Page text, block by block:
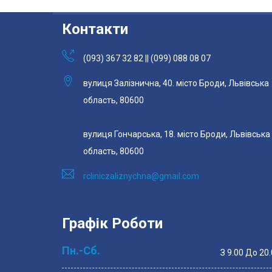
Контакти
(093) 367 32 82 || (099) 088 08 07
вулиця Залізнична, 40. місто Броди, Львівська
область, 80600
вулиця Гончарська, 18. місто Броди, Львівська
область, 80600
rcliniczaliznychna@gmail.com
Графік Роботи
Пн.-Сб. З 9.00 До